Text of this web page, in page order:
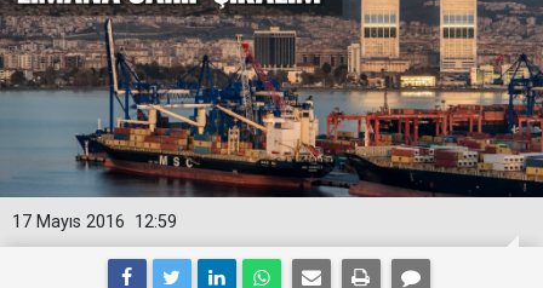
12:59
17 Mayıs 2016